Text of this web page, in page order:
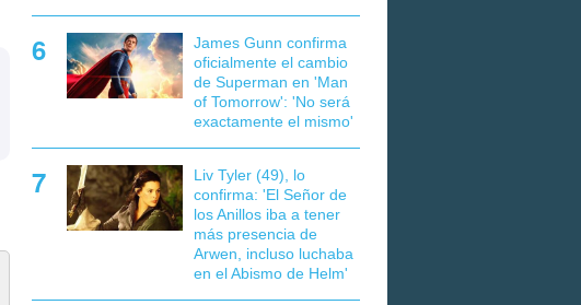
James Gunn confirma
oficialmente el cambio
de Superman en 'Man
of Tomorrow': 'No será
exactamente el mismo'
Liv Tyler (49), lo
confirma: 'El Señor de
los Anillos iba a tener
más presencia de
Arwen, incluso luchaba
en el Abismo de Helm'